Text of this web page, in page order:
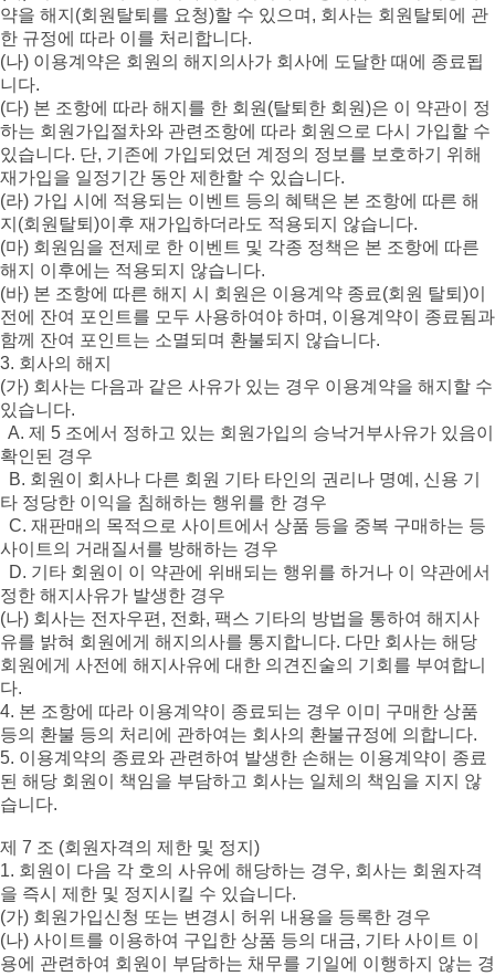
약을 해지(회원탈퇴를 요청)할 수 있으며, 회사는 회원탈퇴에 관
한 규정에 따라 이를 처리합니다.
(나) 이용계약은 회원의 해지의사가 회사에 도달한 때에 종료됩
니다.
(다) 본 조항에 따라 해지를 한 회원(탈퇴한 회원)은 이 약관이 정
하는 회원가입절차와 관련조항에 따라 회원으로 다시 가입할 수
있습니다. 단, 기존에 가입되었던 계정의 정보를 보호하기 위해
재가입을 일정기간 동안 제한할 수 있습니다.
(라) 가입 시에 적용되는 이벤트 등의 혜택은 본 조항에 따른 해
지(회원탈퇴)이후 재가입하더라도 적용되지 않습니다.
(마) 회원임을 전제로 한 이벤트 및 각종 정책은 본 조항에 따른
해지 이후에는 적용되지 않습니다.
(바) 본 조항에 따른 해지 시 회원은 이용계약 종료(회원 탈퇴)이
전에 잔여 포인트를 모두 사용하여야 하며, 이용계약이 종료됨과
함께 잔여 포인트는 소멸되며 환불되지 않습니다.
3. 회사의 해지
(가) 회사는 다음과 같은 사유가 있는 경우 이용계약을 해지할 수
있습니다.
A. 제 5 조에서 정하고 있는 회원가입의 승낙거부사유가 있음이
확인된 경우
B. 회원이 회사나 다른 회원 기타 타인의 권리나 명예, 신용 기
타 정당한 이익을 침해하는 행위를 한 경우
C. 재판매의 목적으로 사이트에서 상품 등을 중복 구매하는 등
사이트의 거래질서를 방해하는 경우
D. 기타 회원이 이 약관에 위배되는 행위를 하거나 이 약관에서
정한 해지사유가 발생한 경우
(나) 회사는 전자우편, 전화, 팩스 기타의 방법을 통하여 해지사
유를 밝혀 회원에게 해지의사를 통지합니다. 다만 회사는 해당
회원에게 사전에 해지사유에 대한 의견진술의 기회를 부여합니
다.
4. 본 조항에 따라 이용계약이 종료되는 경우 이미 구매한 상품
등의 환불 등의 처리에 관하여는 회사의 환불규정에 의합니다.
5. 이용계약의 종료와 관련하여 발생한 손해는 이용계약이 종료
된 해당 회원이 책임을 부담하고 회사는 일체의 책임을 지지 않
습니다.
제 7 조 (회원자격의 제한 및 정지)
1. 회원이 다음 각 호의 사유에 해당하는 경우, 회사는 회원자격
을 즉시 제한 및 정지시킬 수 있습니다.
(가) 회원가입신청 또는 변경시 허위 내용을 등록한 경우
(나) 사이트를 이용하여 구입한 상품 등의 대금, 기타 사이트 이
용에 관련하여 회원이 부담하는 채무를 기일에 이행하지 않는 경